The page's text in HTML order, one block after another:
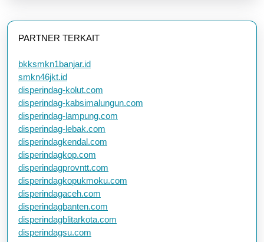
PARTNER TERKAIT
bkksmkn1banjar.id
smkn46jkt.id
disperindag-kolut.com
disperindag-kabsimalungun.com
disperindag-lampung.com
disperindag-lebak.com
disperindagkendal.com
disperindagkop.com
disperindagprovntt.com
disperindagkopukmoku.com
disperindagaceh.com
disperindagbanten.com
disperindagblitarkota.com
disperindagsu.com